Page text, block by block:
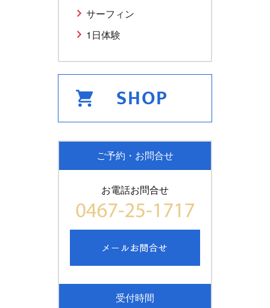
サーフィン
1日体験
ご予約・お問合せ
お電話お問合せ
受付時間